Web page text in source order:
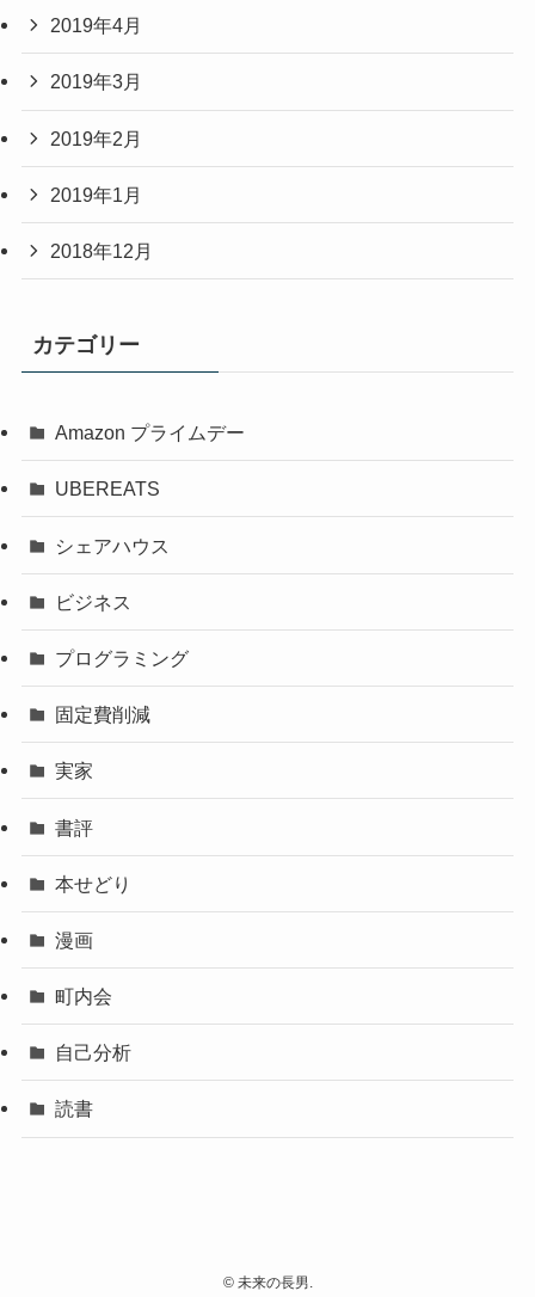
2019年4月
2019年3月
2019年2月
2019年1月
2018年12月
カテゴリー
Amazon プライムデー
UBEREATS
シェアハウス
ビジネス
プログラミング
固定費削減
実家
書評
本せどり
漫画
町内会
自己分析
読書
©未来の長男.